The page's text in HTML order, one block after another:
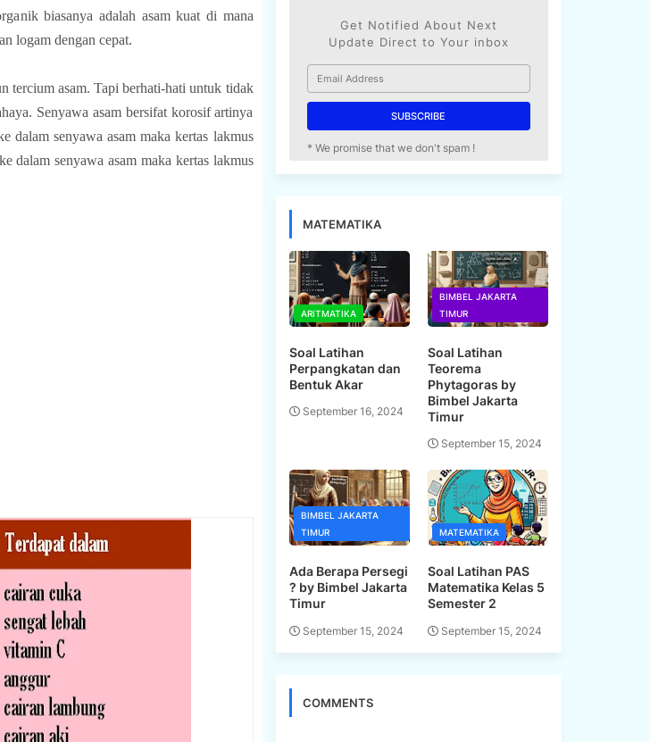
biasanya adalah asam kuat di mana
logam dengan cepat.
tercium asam. Tapi berhati-hati untuk tidak
Senyawa asam bersifat korosif artinya
dalam senyawa asam maka kertas lakmus
dalam senyawa asam maka kertas lakmus
Get Notified About Next
Update Direct to Your inbox
* We promise that we don't spam !
MATEMATIKA
ARITMATIKA
Soal Latihan
Perpangkatan dan
Bentuk Akar
September 16, 2024
BIMBEL JAKARTA
TIMUR
Soal Latihan
Teorema
Phytagoras by
Bimbel Jakarta
Timur
September 15, 2024
BIMBEL JAKARTA
TIMUR
Ada Berapa Persegi
? by Bimbel Jakarta
Timur
September 15, 2024
MATEMATIKA
Soal Latihan PAS
Matematika Kelas 5
Semester 2
September 15, 2024
COMMENTS